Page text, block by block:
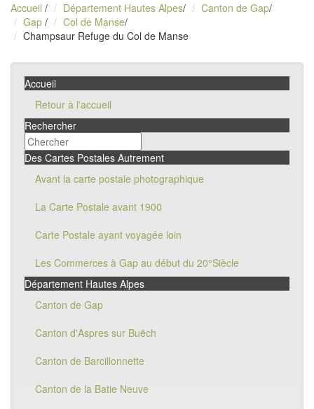
Accueil / Département Hautes Alpes/ Canton de Gap/
Gap / Col de Manse/
Champsaur Refuge du Col de Manse
Accueil
Retour à l'accueil
Rechercher
Des Cartes Postales Autrement
Avant la carte postale photographique
La Carte Postale avant 1900
Carte Postale ayant voyagée loin
Les Commerces à Gap au début du 20°Siècle
Département Hautes Alpes
Canton de Gap
Canton d'Aspres sur Buëch
Canton de Barcillonnette
Canton de la Batie Neuve